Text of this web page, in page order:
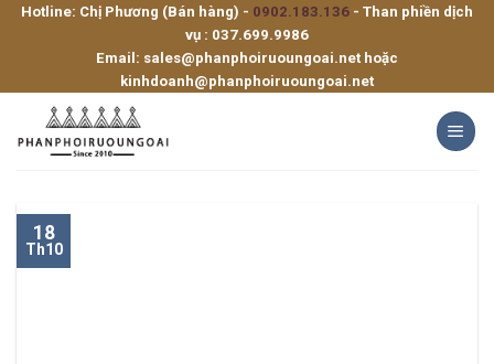
SkipHotline: Chị Phương (Bán hàng) - 0902.183.136 - Than phiền dịch
vụ : 037.699.9986
Email: sales@phanphoiruoungoai.net hoặc
kinhdoanh@phanphoiruoungoai.net
18
Th10